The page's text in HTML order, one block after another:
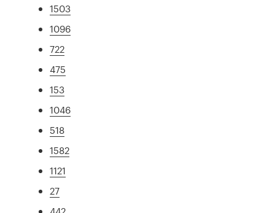
1503
1096
722
475
153
1046
518
1582
1121
27